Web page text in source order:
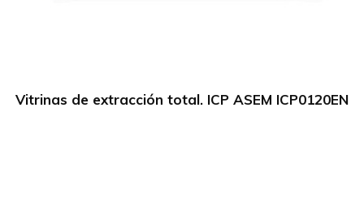
Vitrinas de extracción total. ICP ASEM ICP0120EN